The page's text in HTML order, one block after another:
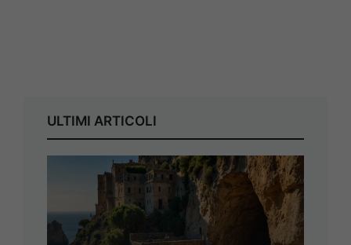
ULTIMI ARTICOLI